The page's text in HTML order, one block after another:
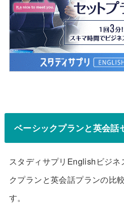
ベーシックプランと英会話
スタディサプリEnglishビジ
クプランと英会話プランの比
す。